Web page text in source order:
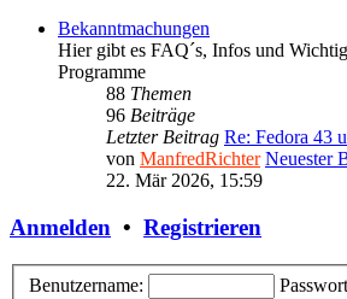
Bekanntmachungen
Hier gibt es FAQ´s, Infos und
Programme
88 Themen
96 Beiträge
Letzter Beitrag Re: Fedora 43
von ManfredRichter Neuester
22. Mär 2026, 15:59
Anmelden • Registrieren
Benutzername: